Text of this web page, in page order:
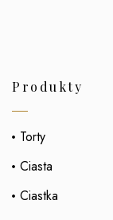
Produkty
Torty
Ciasta
Ciastka